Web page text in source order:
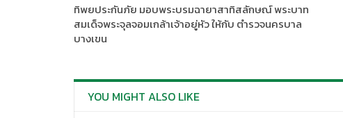
ทิพยประกันภัย มอบพระบรมฉายาสาทิสลักษณ์ พระบาท
สมเด็จพระจุลจอมเกล้าเจ้าอยู่หัว ให้กับ ตำรวจนครบาล
บางเขน
YOU MIGHT ALSO LIKE